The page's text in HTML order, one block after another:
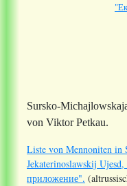
Sursko-
von Viktor Petkau.
Liste von Mennoniten in
Jekaterinoslawskij
приложение".